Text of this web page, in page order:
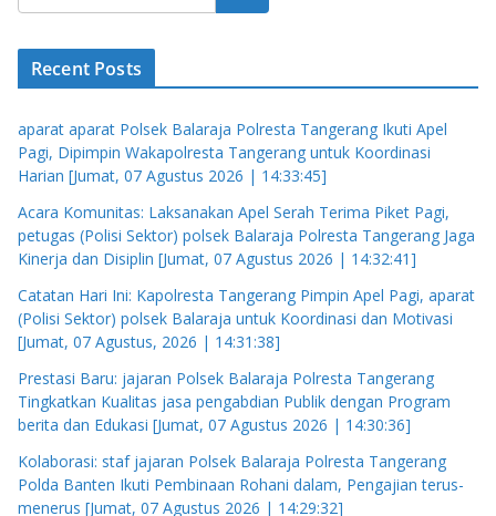
Recent Posts
aparat aparat Polsek Balaraja Polresta Tangerang Ikuti Apel
Pagi, Dipimpin Wakapolresta Tangerang untuk Koordinasi
Harian [Jumat, 07 Agustus 2026 | 14:33:45]
Acara Komunitas: Laksanakan Apel Serah Terima Piket Pagi,
petugas (Polisi Sektor) polsek Balaraja Polresta Tangerang Jaga
Kinerja dan Disiplin [Jumat, 07 Agustus 2026 | 14:32:41]
Catatan Hari Ini: Kapolresta Tangerang Pimpin Apel Pagi, aparat
(Polisi Sektor) polsek Balaraja untuk Koordinasi dan Motivasi
[Jumat, 07 Agustus, 2026 | 14:31:38]
Prestasi Baru: jajaran Polsek Balaraja Polresta Tangerang
Tingkatkan Kualitas jasa pengabdian Publik dengan Program
berita dan Edukasi [Jumat, 07 Agustus 2026 | 14:30:36]
Kolaborasi: staf jajaran Polsek Balaraja Polresta Tangerang
Polda Banten Ikuti Pembinaan Rohani dalam, Pengajian terus-
menerus [Jumat, 07 Agustus 2026 | 14:29:32]